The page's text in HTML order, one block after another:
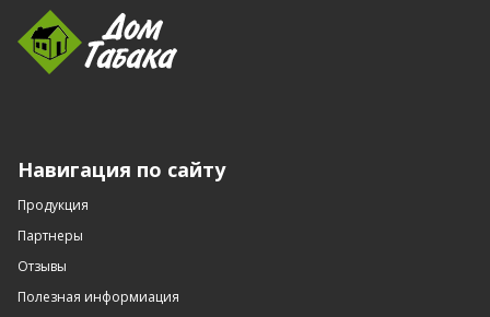
Навигация по сайту
Продукция
Партнеры
Отзывы
Полезная информиация